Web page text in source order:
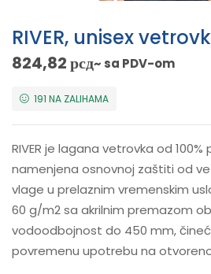
RIVER, unisex
824,82рсд~ sa PDV-om
191 NA ZALIHAMA
RIVER je lagana vetrovka od
namenjena osnovnoj zaštiti od
vlage u prelaznim vremenskim
60 g/m2 sa akrilnim premazom
vodoodbojnost do 450 mm,
povremenu upotrebu na